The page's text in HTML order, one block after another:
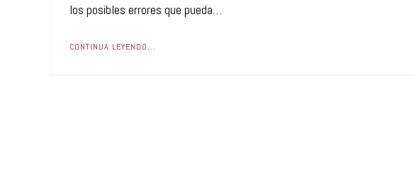
los posibles errores que pueda…
CONTINUA LEYENDO...